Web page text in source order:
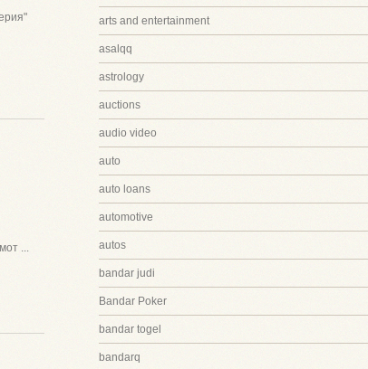
...
arts and entertainment
asalqq
astrology
auctions
audio video
auto
auto loans
automotive
autos
bandar judi
Bandar Poker
bandar togel
bandarq